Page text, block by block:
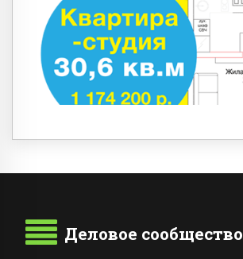
Деловое сообщество